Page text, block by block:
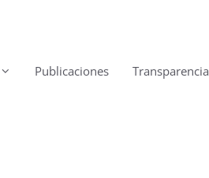
Publicaciones Transparencia